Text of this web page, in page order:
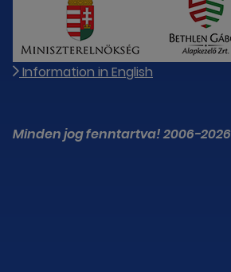
Information in English
Minden jog fenntartva! 2006-2026